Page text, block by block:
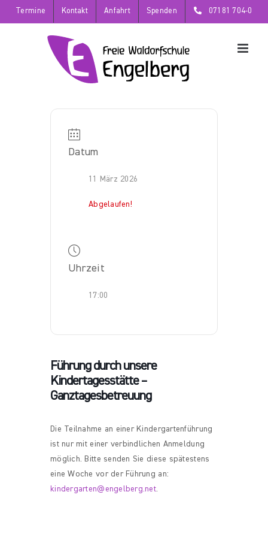
Zum
Inhalt
Termine Kontakt Anfahrt Spenden 07181 704-0
Datum
11 März 2026
Abgelaufen!
Uhrzeit
17:00
Führung durch unsere
Kindertagesstätte –
Ganztagesbetreuung
Die Teilnahme an einer Kindergartenführung
ist nur mit einer verbindlichen Anmeldung
möglich. Bitte senden Sie diese spätestens
eine Woche vor der Führung an:
kindergarten@engelberg.net.